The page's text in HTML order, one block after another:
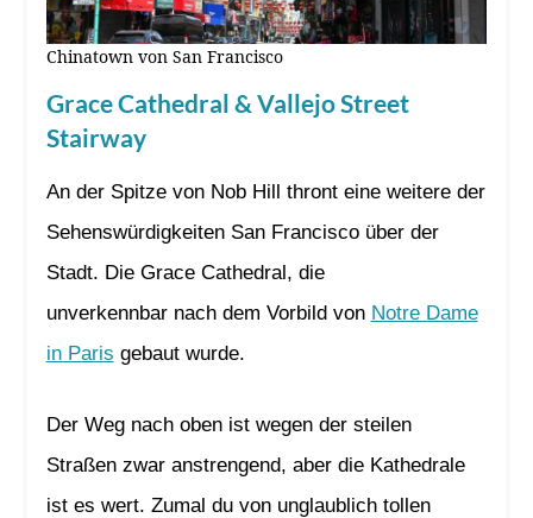
Chinatown von San Francisco
Grace Cathedral & Vallejo Street
Stairway
An der Spitze von Nob Hill thront eine weitere der
Sehenswürdigkeiten San Francisco über der
Stadt. Die Grace Cathedral, die
unverkennbar nach dem Vorbild von Notre Dame
in Paris gebaut wurde.
Der Weg nach oben ist wegen der steilen
Straßen zwar anstrengend, aber die Kathedrale
ist es wert. Zumal du von unglaublich tollen